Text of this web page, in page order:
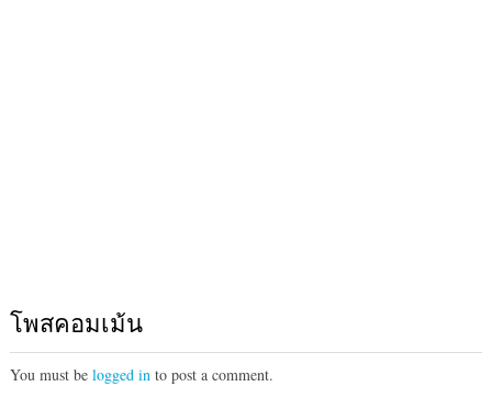
โพสคอมเม้น
You must be logged into post a comment.